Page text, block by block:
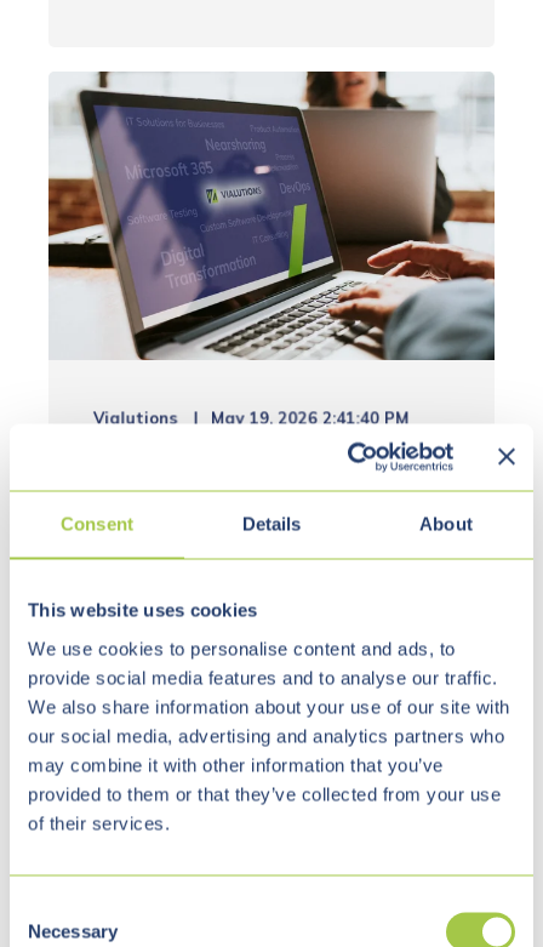
Consent Details About
This website uses cookies
We use cookies to personalise content and ads, to
provide social media features and to analyse our traffic.
We also share information about your use of our site with
our social media, advertising and analytics partners who
may combine it with other information that you’ve
provided to them or that they’ve collected from your use
of their services.
Necessary
Vialutions May 19, 2026 2:41:40 PM
WENN DIGITALISIERUNG ZUR
DIGITALISIERUNGS-
RÜCKNAHME WIRD: EINE
WARNUNG AUS DER PRAXIS
Das perfekte IT-Projekt – und sein
unrühmliches Ende Es war einmal eine
maßgeschneiderte ...
Jetzt lesen...